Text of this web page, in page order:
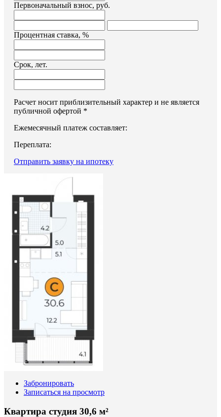
Первоначальный взнос, руб.
Процентная ставка, %
Срок, лет.
Расчет носит приблизительный характер и не является
публичной офертой *
Ежемесячный платеж составляет:
Переплата:
Отправить заявку на ипотеку
Забронировать
Записаться на просмотр
Квартира студия 30,6 м²